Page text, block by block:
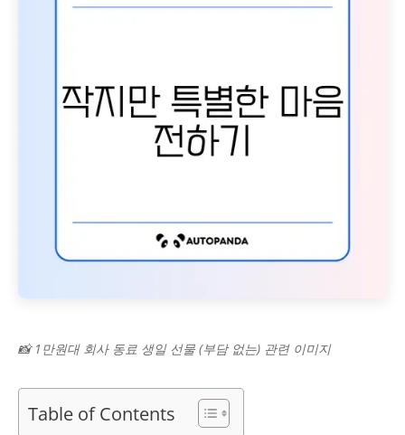
📸 1만원대 회사 동료 생일 선물 (부담 없는) 관련 이미지
Table of Contents